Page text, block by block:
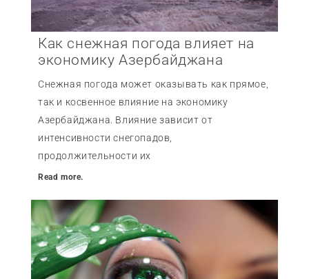
Как снежная погода влияет на
экономику Азербайджана
Снежная погода может оказывать как прямое,
так и косвенное влияние на экономику
Азербайджана. Влияние зависит от
интенсивности снегопадов,
продолжительности их
Read more.